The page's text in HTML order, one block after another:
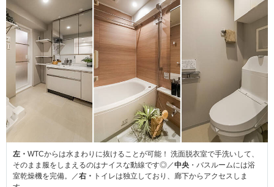
左・ WTCからは水まわりに抜けることが可能！ 洗面脱衣室で手洗いして、
そのまま服をしまえるのはナイスな動線です◎／中央 ・バスルームには浴
室乾燥機を完備。／右・ トイレは独立しており、廊下からアクセスしま